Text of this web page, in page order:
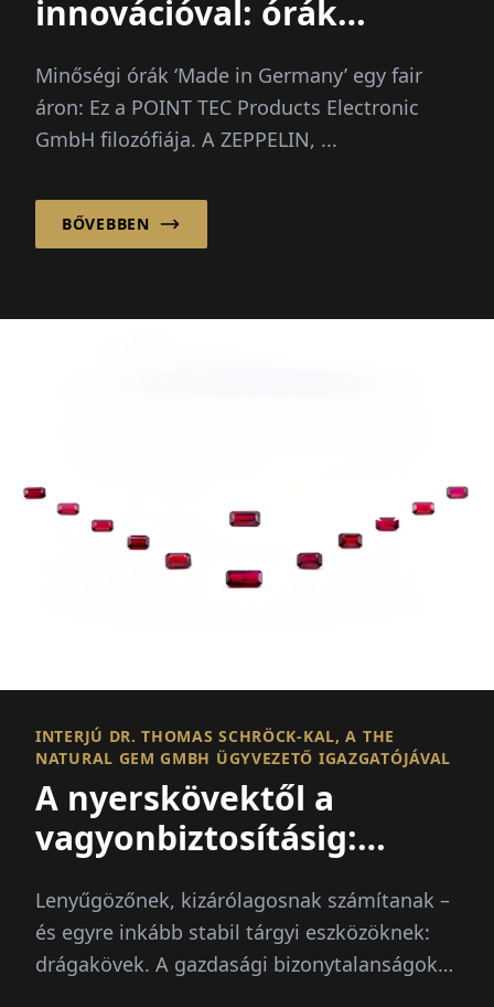
innovációval: órák
Minőségi órák ‘Made in Germany’ egy fair
áron: Ez a POINT TEC Products Electronic
GmbH filozófiája. A ZEPPELIN, ...
BŐVEBBEN
INTERJÚ DR. THOMAS SCHRÖCK-KAL, A THE
NATURAL GEM GMBH ÜGYVEZETŐ IGAZGATÓJÁVAL
A nyerskövektől a
vagyonbiztosításig:
befektetési stratégia
Lenyűgözőnek, kizárólagosnak számítanak –
és egyre inkább stabil tárgyi eszközöknek:
drágakövek. A gazdasági bizonytalanságok